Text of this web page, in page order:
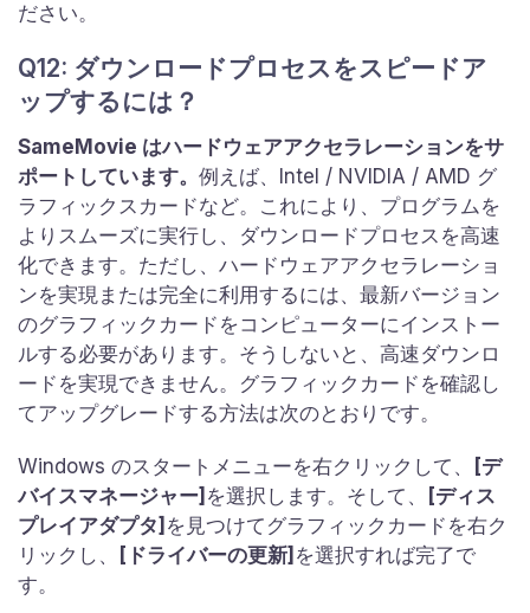
ださい。
Q12: ダウンロードプロセスをスピードア
ップするには？
SameMovie はハードウェアアクセラレーションをサ
ポートしています。 例えば、Intel / NVIDIA / AMD グ
ラフィックスカードなど。これにより、プログラムを
よりスムーズに実行し、ダウンロードプロセスを高速
化できます。ただし、ハードウェアアクセラレーショ
ンを実現または完全に利用するには、最新バージョン
のグラフィックカードをコンピューターにインストー
ルする必要があります。そうしないと、高速ダウンロ
ードを実現できません。グラフィックカードを確認し
てアップグレードする方法は次のとおりです。
Windows のスタートメニューを右クリックして、
[デ
バイスマネージャー] を選択します。そして、
[ディス
プレイアダプタ] を見つけてグラフィックカードを右ク
リックし、
[ドライバーの更新] を選択すれば完了で
す。